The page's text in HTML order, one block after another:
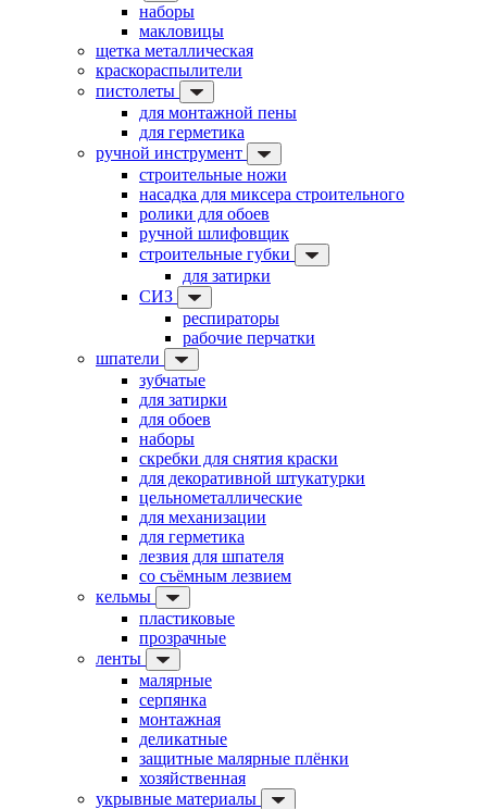
наборы
макловицы
щетка металлическая
краскораспылители
пистолеты
для монтажной пены
для герметика
ручной инструмент
строительные ножи
насадка для миксера строительного
ролики для обоев
ручной шлифовщик
строительные губки
для затирки
СИЗ
респираторы
рабочие перчатки
шпатели
зубчатые
для затирки
для обоев
наборы
скребки для снятия краски
для декоративной штукатурки
цельнометаллические
для механизации
для герметика
лезвия для шпателя
со съёмным лезвием
кельмы
пластиковые
прозрачные
ленты
малярные
серпянка
монтажная
деликатные
защитные малярные плёнки
хозяйственная
укрывные материалы